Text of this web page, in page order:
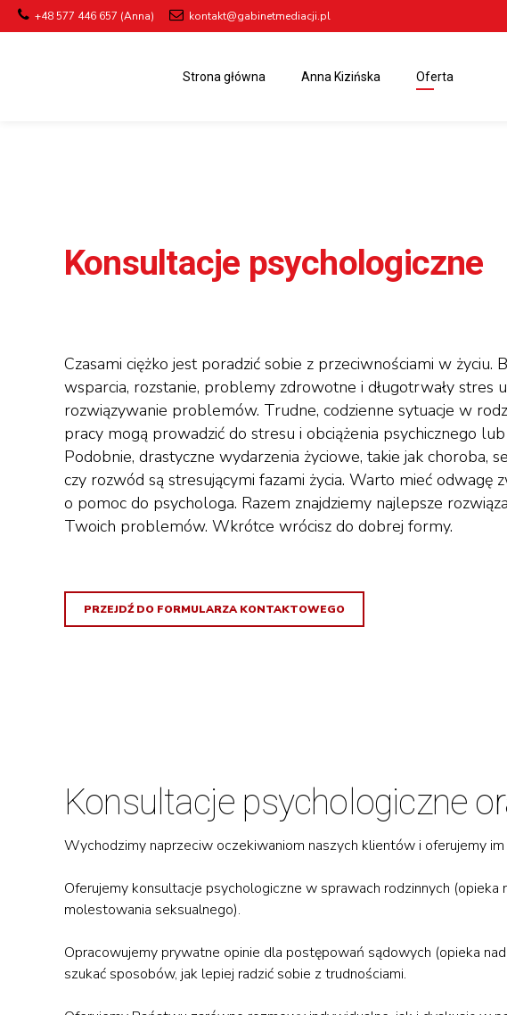
+48 577 446 657 (Anna) kontakt@gabinetmediacji.pl
Strona główna Anna Kizińska Oferta
Konsultacje psychologiczne
Czasami ciężko jest poradzić sobie z przeciwnościami w życiu.
wsparcia, rozstanie, problemy zdrowotne i długotrwały stres
rozwiązywanie problemów. Trudne, codzienne sytuacje w
pracy mogą prowadzić do stresu i obciążenia psychicznego
Podobnie, drastyczne wydarzenia życiowe, takie jak choroba,
czy rozwód są stresującymi fazami życia. Warto mieć odwagę
o pomoc do psychologa. Razem znajdziemy najlepsze
Twoich problemów. Wkrótce wrócisz do dobrej formy.
PRZEJDŹ DO FORMULARZA KONTAKTOWEGO
Konsultacje psychologiczne
Wychodzimy naprzeciw oczekiwaniom naszych klientów i oferujemy
Oferujemy konsultacje psychologiczne w sprawach rodzinnych
molestowania seksualnego).
Opracowujemy prywatne opinie dla postępowań sądowych (opieka
szukać sposobów, jak lepiej radzić sobie z trudnościami.